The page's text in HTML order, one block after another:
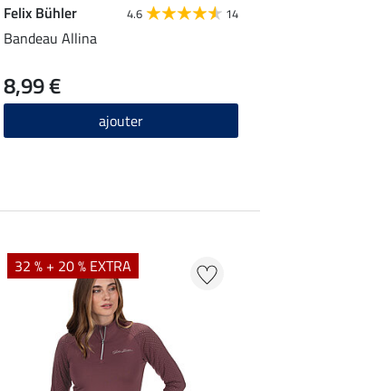
Felix Bühler 4.6 14
Bandeau Allina
8,99 €
ajouter
32 % + 20 % EXTRA